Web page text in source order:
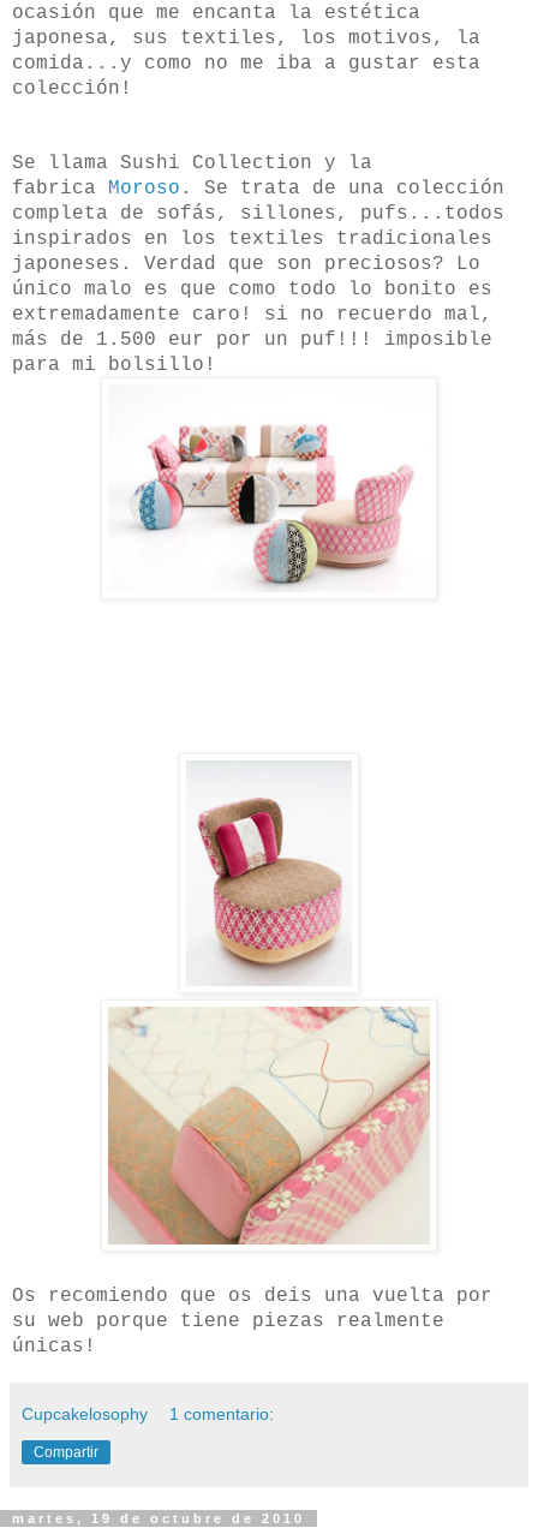
ocasión que me encanta la estética
japonesa, sus textiles, los motivos, la
comida...y como no me iba a gustar esta
colección!
Se llama Sushi Collection y la
fabrica Moroso . Se trata de una colección
completa de sofás, sillones, pufs...todos
inspirados en los textiles tradicionales
japoneses. Verdad que son preciosos? Lo
único malo es que como todo lo bonito es
extremadamente caro! si no recuerdo mal,
más de 1.500 eur por un puf!!! imposible
para mi bolsillo!
Os recomiendo que os deis una vuelta por
su web porque tiene piezas realmente
únicas!
Cupcakelosophy 1 comentario:
Compartir
martes, 19 de octubre de 2010